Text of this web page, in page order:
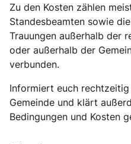
Zu den Kosten zählen
Standesbeamten sowie
Trauungen außerhalb der
oder außerhalb der
verbunden.
Informiert euch
Gemeinde und klärt
Bedingungen und Kosten